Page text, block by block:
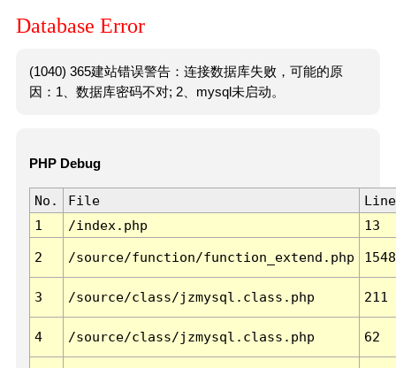
Database Error
(1040) 365建站错误警告：连接数据库失败，可能的原
因：1、数据库密码不对; 2、mysql未启动。
PHP Debug
No. File
Line
1
/index.php 13
2 /source/function/function_extend.php 1548
3 /source/class/jzmysql.class.php 211
4 /source/class/jzmysql.class.php 62